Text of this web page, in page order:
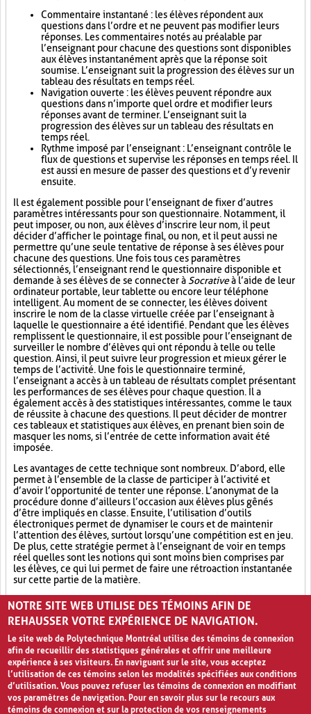
Commentaire instantané : les élèves répondent aux
questions dans l’ordre et ne peuvent pas modifier leurs
réponses. Les commentaires notés au préalable par
l’enseignant pour chacune des questions sont disponibles
aux élèves instantanément après que la réponse soit
soumise. L’enseignant suit la progression des élèves sur un
tableau des résultats en temps réel.
Navigation ouverte : les élèves peuvent répondre aux
questions dans n’importe quel ordre et modifier leurs
réponses avant de terminer. L’enseignant suit la
progression des élèves sur un tableau des résultats en
temps réel.
Rythme imposé par l’enseignant : L’enseignant contrôle le
flux de questions et supervise les réponses en temps réel. Il
est aussi en mesure de passer des questions et d’y revenir
ensuite.
Il est également possible pour l’enseignant de fixer d’autres
paramètres intéressants pour son questionnaire. Notamment, il
peut imposer, ou non, aux élèves d’inscrire leur nom, il peut
décider d’afficher le pointage final, ou non, et il peut aussi ne
permettre qu’une seule tentative de réponse à ses élèves pour
chacune des questions. Une fois tous ces paramètres
sélectionnés, l’enseignant rend le questionnaire disponible et
demande à ses élèves de se connecter à Socrativeà l’aide de leur
ordinateur portable, leur tablette ou encore leur téléphone
intelligent. Au moment de se connecter, les élèves doivent
inscrire le nom de la classe virtuelle créée par l’enseignant à
laquelle le questionnaire a été identifié. Pendant que les élèves
remplissent le questionnaire, il est possible pour l’enseignant de
surveiller le nombre d’élèves qui ont répondu à telle ou telle
question. Ainsi, il peut suivre leur progression et mieux gérer le
temps de l’activité. Une fois le questionnaire terminé,
l’enseignant a accès à un tableau de résultats complet présentant
les performances de ses élèves pour chaque question. Il a
également accès à des statistiques intéressantes, comme le taux
de réussite à chacune des questions. Il peut décider de montrer
ces tableaux et statistiques aux élèves, en prenant bien soin de
masquer les noms, si l’entrée de cette information avait été
imposée.
Les avantages de cette technique sont nombreux. D’abord, elle
permet à l’ensemble de la classe de participer à l’activité et
d’avoir l’opportunité de tenter une réponse. L’anonymat de la
procédure donne d’ailleurs l’occasion aux élèves plus gênés
d’être impliqués en classe. Ensuite, l’utilisation d’outils
électroniques permet de dynamiser le cours et de maintenir
l’attention des élèves, surtout lorsqu’une compétition est en jeu.
De plus, cette stratégie permet à l’enseignant de voir en temps
réel quelles sont les notions qui sont moins bien comprises par
les élèves, ce qui lui permet de faire une rétroaction instantanée
sur cette partie de la matière.
Outil électronique (4) Socialisation (8) Ludification (9)
NOTRE SITE WEB UTILISE DES TÉMOINS AFIN DE
REHAUSSER VOTRE EXPÉRIENCE DE NAVIGATION.
Le site web de Polytechnique Montréal utilise des témoins de connexion
afin de recueillir des statistiques générales et offrir une meilleure
expérience à ses visiteurs. En naviguant sur le site, vous acceptez
l’utilisation de ces témoins selon les modalités spécifiées aux conditions
d’utilisation. Vous pouvez refuser les témoins de connexion en modifiant
vos paramètres de navigation. Pour en savoir plus sur le recours aux
témoins de connexion et sur la protection de vos renseignements